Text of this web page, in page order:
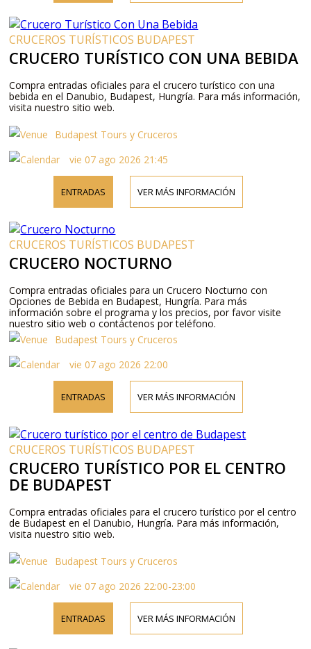
CRUCEROS TURÍSTICOS BUDAPEST
CRUCERO TURÍSTICO CON UNA BEBIDA
Compra entradas oficiales para el crucero turístico con una
bebida en el Danubio, Budapest, Hungría. Para más información,
visita nuestro sitio web.
Budapest Tours y Cruceros
vie 07 ago 2026 21:45
ENTRADAS VER MÁS INFORMACIÓN
CRUCEROS TURÍSTICOS BUDAPEST
CRUCERO NOCTURNO
Compra entradas oficiales para un Crucero Nocturno con
Opciones de Bebida en Budapest, Hungría. Para más
información sobre el programa y los precios, por favor visite
nuestro sitio web o contáctenos por teléfono.
Budapest Tours y Cruceros
vie 07 ago 2026 22:00
ENTRADAS VER MÁS INFORMACIÓN
CRUCEROS TURÍSTICOS BUDAPEST
CRUCERO TURÍSTICO POR EL CENTRO
DE BUDAPEST
Compra entradas oficiales para el crucero turístico por el centro
de Budapest en el Danubio, Hungría. Para más información,
visita nuestro sitio web.
Budapest Tours y Cruceros
vie 07 ago 2026 22:00-23:00
ENTRADAS VER MÁS INFORMACIÓN